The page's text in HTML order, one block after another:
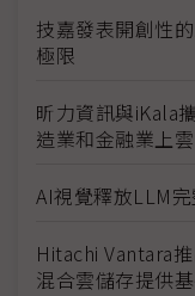
技嘉發表開創性
極限
昕力資訊與iKala
造業和金融業上雲
AI視覺釋放LLM
Hitachi Vantara
混合雲儲存提供